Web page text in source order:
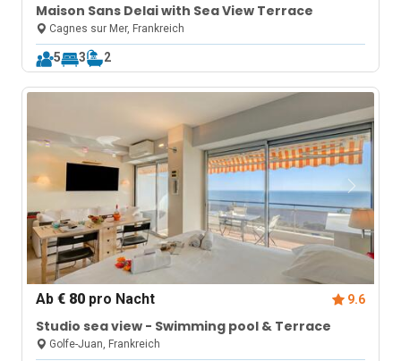
Maison Sans Delai with Sea View Terrace
Cagnes sur Mer, Frankreich
5 3 2
Ab€ 80 pro Nacht 9.6
Studio sea view - Swimming pool & Terrace
Golfe-Juan, Frankreich